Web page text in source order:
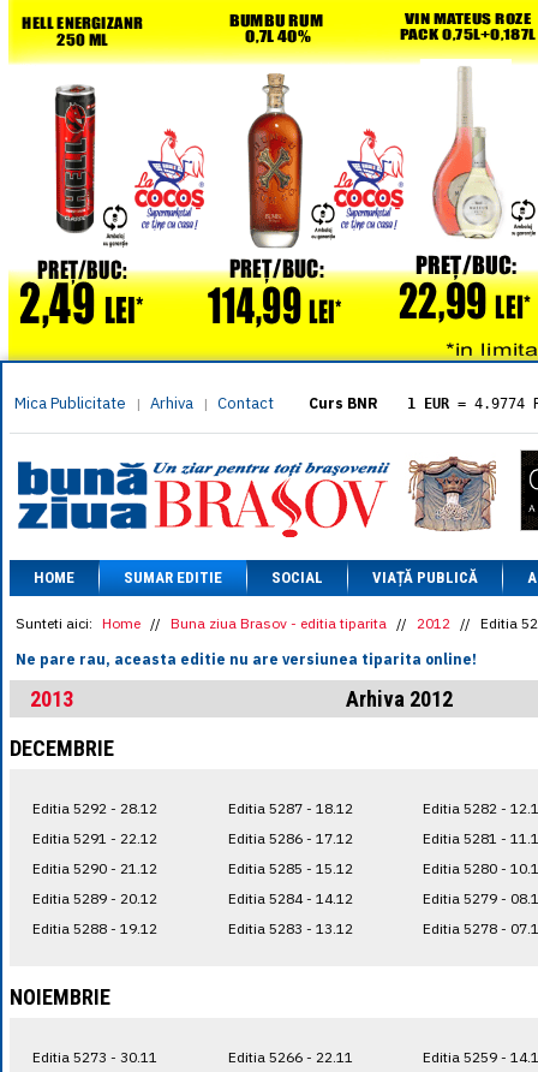
Mica Publicitate | Arhiva | Contact Curs BNR 1 EUR = 4.9774
= 5.8304
1 XAU= 464.4611
1 AED= 1.1933
1 AUD= 2.7957
1 BGN= 2.5449
1 CAD= 3.1559
1 CHF= 5.2813
1 CNY = 0.6015
1 DKK= 0.6668
1 EGP= 0.0860
1 HUF= 1.2223
1 MXN= 0.2227
1 NOK= 0.4191
1 RSD= 0.0425
1 RUB= 0.0530
HOME SUMAR EDITIE SOCIAL VIAȚĂ PUBLICĂ
Sunteti aici: Home // Buna ziua Brasov - editia tiparita // 2012 // Editia
Ne pare rau, aceasta editie nu are versiunea tiparita online!
2013
Arhiva 2012
DECEMBRIE
Editia 5292 - 28.12
Editia 5291 - 22.12
Editia 5290 - 21.12
Editia 5289 - 20.12
Editia 5288 - 19.12
Editia 5287 - 18.12
Editia 5286 - 17.12
Editia 5285 - 15.12
Editia 5284 - 14.12
Editia 5283 - 13.12
Editia 5282 -
Editia 5281 -
Editia 5280 -
Editia 5279 -
Editia 5278 -
NOIEMBRIE
Editia 5273 - 30.11
Editia 5266 - 22.11
Editia 5259 -